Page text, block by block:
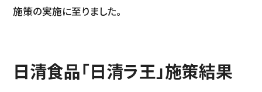
施策の実施に至りました。
日清食品「日清ラ王」施策結果